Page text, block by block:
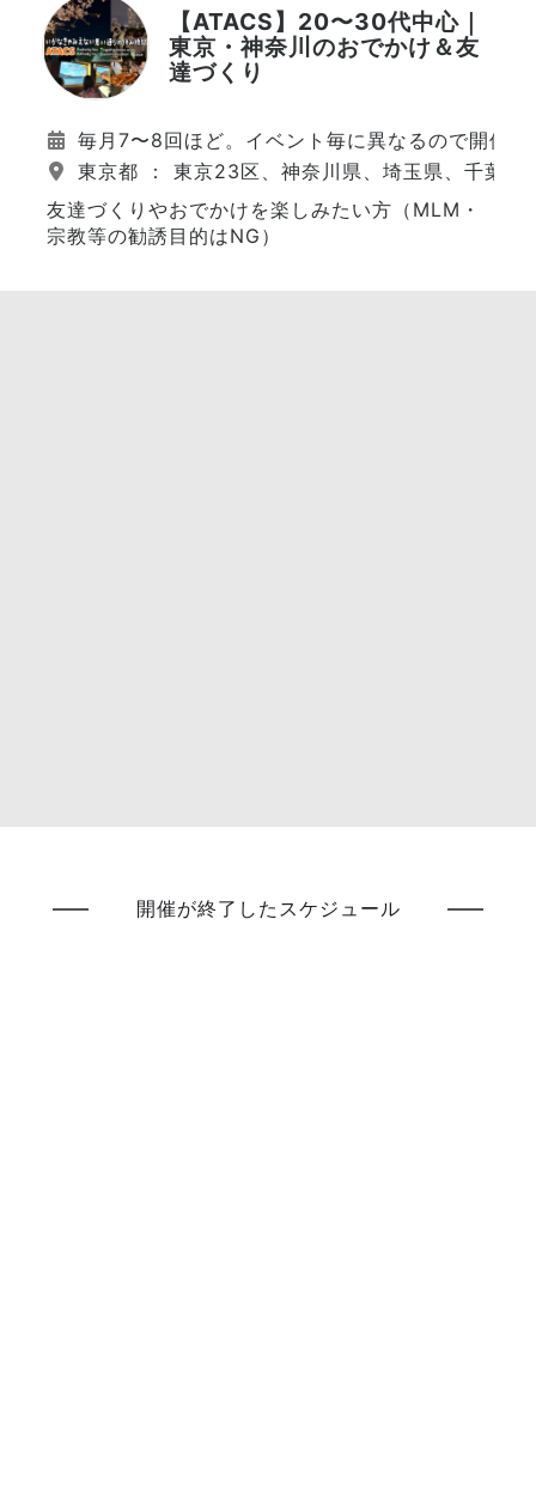
【ATACS】20〜30代中心｜
東京・神奈川のおでかけ＆友
達づくり
毎月7〜8回ほど。イベント毎に異なるので開催
東京都 ： 東京23区、神奈川県、埼玉県、千葉県
友達づくりやおでかけを楽しみたい方（MLM・
宗教等の勧誘目的はNG）
開催が終了したスケジュール